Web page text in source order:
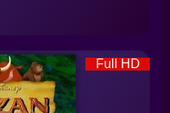
Full HD